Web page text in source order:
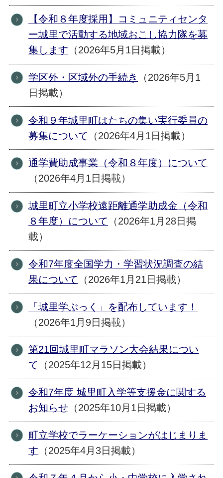
【令和８年度採用】コミュニティセンタ
ー城里で活動する地域おこし協力隊を募
集します （2026年5月1日掲載）
学区外・区域外の手続き
（2026年5月1
日掲載）
令和９年城里町はたちの集い実行委員の
募集について （2026年4月1日掲載）
通学費助成事業（令和８年度）について
（2026年4月1日掲載）
城里町立小学校遠距離通学助成金（令和
８年度）について （2026年1月28日掲
載）
令和7年度全国学力・学習状況調査の結
果について （2026年1月21日掲載）
「城里学ぶっく」を配布しています！
（2026年1月9日掲載）
第21回城里町マラソン大会結果につい
て （2025年12月15日掲載）
令和7年度 城里町入学等支援金に関する
お知らせ （2025年10月1日掲載）
町立学校でラーケーションがはじまりま
す （2025年4月3日掲載）